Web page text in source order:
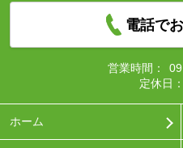
電話で
営業時間：
定休日：
ホーム